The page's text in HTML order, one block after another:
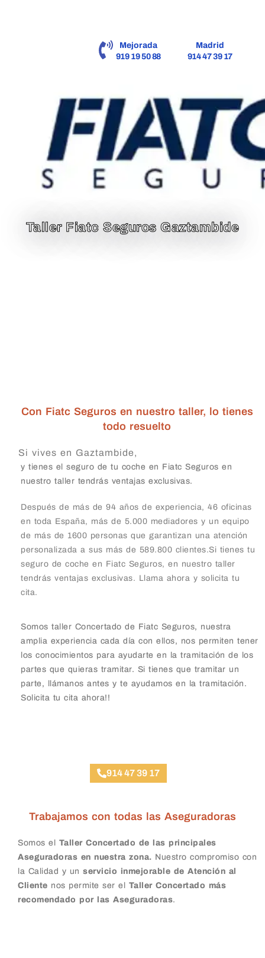
Mejorada
919 19 50 88
Madrid
914 47 39 17
Taller Fiatc Seguros Gaztambide
Con Fiatc Seguros en nuestro taller, lo tienes
todo resuelto
Si vives en Gaztambide,
y tienes el seguro de tu coche en Fiatc Seguros en
nuestro taller tendrás ventajas exclusivas.
Después de más de 94 años de experiencia, 46 oficinas
en toda España, más de 5.000 mediadores y un equipo
de más de 1600 personas que garantizan una atención
personalizada a sus más de 589.800 clientes.Si tienes tu
seguro de coche en Fiatc Seguros, en nuestro taller
tendrás ventajas exclusivas. Llama ahora y solicita tu
cita.
Somos taller Concertado de Fiatc Seguros, nuestra
amplia experiencia cada día con ellos, nos permiten tener
los conocimientos para ayudarte en la tramitación de los
partes que quieras tramitar. Si tienes que tramitar un
parte, llámanos antes y te ayudamos en la tramitación.
Solicita tu cita ahora!!
914 47 39 17
Trabajamos con todas las Aseguradoras
Somos el Taller Concertado de las principales
Aseguradoras en nuestra zona. Nuestro compromiso con
la Calidad y un servicio inmejorable de Atención al
Cliente nos permite ser el Taller Concertado más
recomendado por las Aseguradoras.